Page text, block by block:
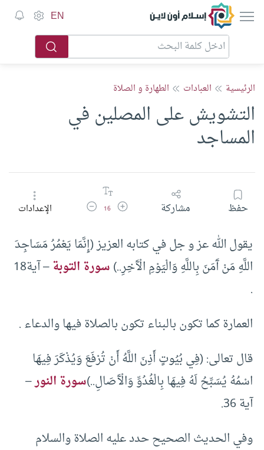
إسلام أون لاين EN
الرئيسية العبادات الطهارة و الصلاة
التشويش على المصلين في
المساجد
حفظ مشاركة زيادة حجم الخط
16 تقليل حجم الخطالإعدادات
يقول الله عز و جل في كتابه العزيز (إِنَّمَا يَعْمُرُ مَسَاجِدَ
اللَّهِ مَنْ آَمَنَ بِاللَّهِ وَالْيَوْمِ الْآَخِرِ..)سورة التوبة
– آية18
.
العمارة كما تكون بالبناء تكون بالصلاة فيها والدعاء .
قال تعالى: (فِي بُيُوتٍ أَذِنَ اللَّهُ أَنْ تُرْفَعَ وَيُذْكَرَ فِيهَا
اسْمُهُ يُسَبِّحُ لَهُ فِيهَا بِالْغُدُوِّ وَالْآَصَالِ..)سورة النور–
آية 36.
وفي الحديث الصحيح حدد عليه الصلاة والسلام